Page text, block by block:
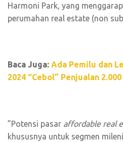
Harmoni Park, yang
perumahan real estate (non
Baca Juga: Ada Pemilu dan
2024 “Cebol” Penjualan
”Potensi pasar affordable real
khususnya untuk segmen